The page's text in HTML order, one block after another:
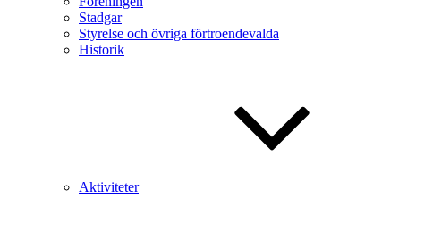
Stadgar
Styrelse och övriga förtroendevalda
Historik
Aktiviteter